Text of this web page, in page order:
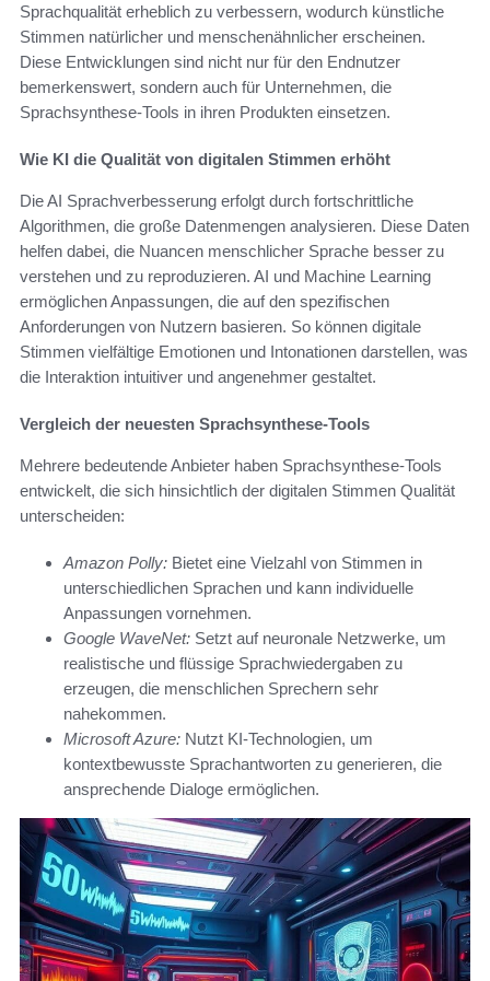
Sprachqualität erheblich zu verbessern, wodurch künstliche
Stimmen natürlicher und menschenähnlicher erscheinen.
Diese Entwicklungen sind nicht nur für den Endnutzer
bemerkenswert, sondern auch für Unternehmen, die
Sprachsynthese-Tools in ihren Produkten einsetzen.
Wie KI die Qualität von digitalen Stimmen erhöht
Die AI Sprachverbesserung erfolgt durch fortschrittliche
Algorithmen, die große Datenmengen analysieren. Diese Daten
helfen dabei, die Nuancen menschlicher Sprache besser zu
verstehen und zu reproduzieren. AI und Machine Learning
ermöglichen Anpassungen, die auf den spezifischen
Anforderungen von Nutzern basieren. So können digitale
Stimmen vielfältige Emotionen und Intonationen darstellen, was
die Interaktion intuitiver und angenehmer gestaltet.
Vergleich der neuesten Sprachsynthese-Tools
Mehrere bedeutende Anbieter haben Sprachsynthese-Tools
entwickelt, die sich hinsichtlich der digitalen Stimmen Qualität
unterscheiden:
Amazon Polly: Bietet eine Vielzahl von Stimmen in
unterschiedlichen Sprachen und kann individuelle
Anpassungen vornehmen.
Google WaveNet: Setzt auf neuronale Netzwerke, um
realistische und flüssige Sprachwiedergaben zu
erzeugen, die menschlichen Sprechern sehr
nahekommen.
Microsoft Azure: Nutzt KI-Technologien, um
kontextbewusste Sprachantworten zu generieren, die
ansprechende Dialoge ermöglichen.